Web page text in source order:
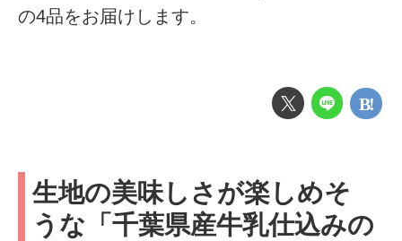
の4品をお届けします。
生地の美味しさが楽しめそ
うな「千葉県産牛乳仕込みの